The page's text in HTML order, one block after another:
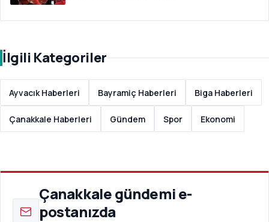
İlgili Kategoriler
Ayvacık Haberleri Bayramiç Haberleri Biga Haberleri
Çanakkale Haberleri Gündem Spor Ekonomi
Çanakkale gündemi e-
postanızda